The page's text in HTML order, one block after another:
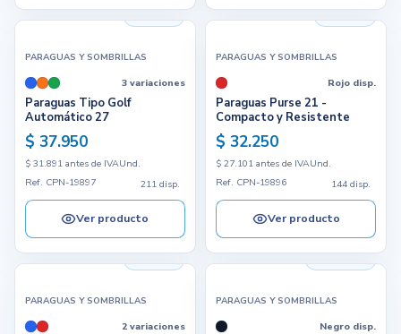
PARAGUAS Y SOMBRILLAS
3 variaciones
Paraguas Tipo Golf
Automático 27
$ 37.950
$ 31.891 antes de IVAUnd.
Ref. CPN-19897
211 disp.
Ver producto
PARAGUAS Y SOMBRILLAS
Rojo disp.
Paraguas Purse 21 -
Compacto y Resistente
$ 32.250
$ 27.101 antes de IVAUnd.
Ref. CPN-19896
144 disp.
Ver producto
PARAGUAS Y SOMBRILLAS
2 variaciones
PARAGUAS Y SOMBRILLAS
Negro disp.